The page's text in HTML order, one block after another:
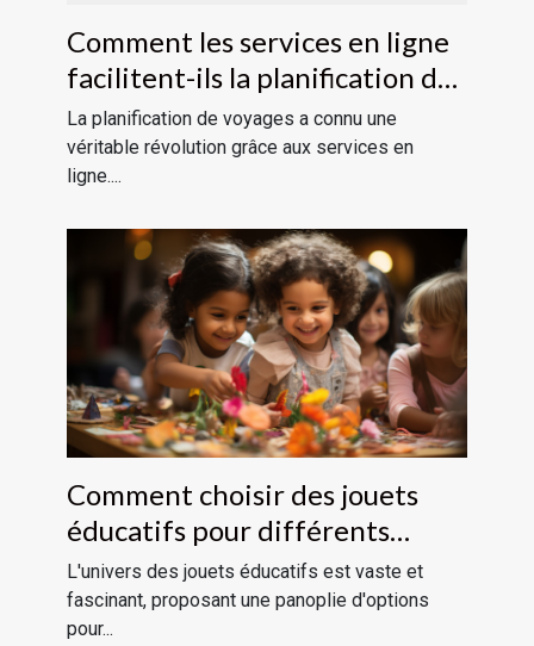
Comment les services en ligne
facilitent-ils la planification de
voyages ?
La planification de voyages a connu une
véritable révolution grâce aux services en
ligne....
Comment choisir des jouets
éducatifs pour différents
groupes d'âge
L'univers des jouets éducatifs est vaste et
fascinant, proposant une panoplie d'options
pour...